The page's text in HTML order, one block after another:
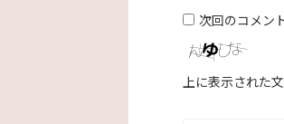
次回のコメン
上に表示された